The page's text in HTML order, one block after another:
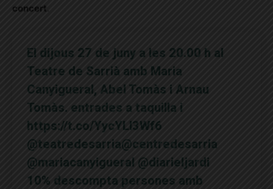
concert
El dijous 27 de juny a les 20.00 h al
Teatre de Sarrià amb Maria
Canyigueral, Abel Tomàs i Arnau
Tomàs. entrades a taquilla i
https://t.co/YycYLl3Wf6
@teatredesarria@centredesarria
@mariacanyigueral @diarieljardi
10% descompta persones amb